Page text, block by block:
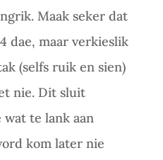
Maak seker dat
dae, maar verkieslik
(selfs ruik en sien)
nie. Dit sluit
wat te lank aan
kom later nie